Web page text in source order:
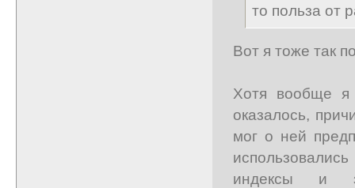
то польза от
Вот я тоже так
Хотя вообще я
оказалось,
мог о ней
индексы и